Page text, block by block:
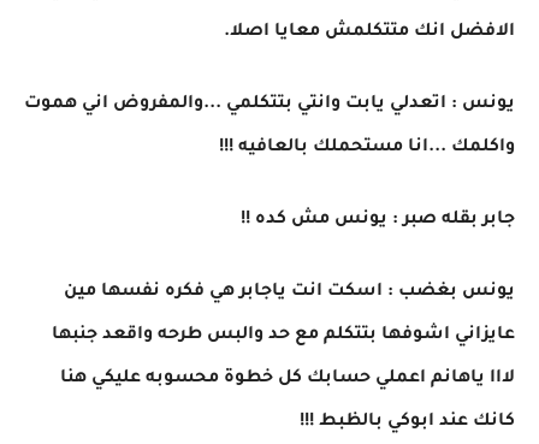
الافضل انك متتكلمش معايا اصلا.
يونس : اتعدلي يابت وانتي بتتكلمي ...والمفروض اني هموت
واكلمك ...انا مستحملك بالعافيه !!!
جابر بقله صبر : يونس مش كده !!
يونس بغضب : اسكت انت ياجابر هي فكره نفسها مين
عايزاني اشوفها بتتكلم مع حد والبس طرحه واقعد جنبها
لااا ياهانم اعملي حسابك كل خطوة محسوبه عليكي هنا
كانك عند ابوكي بالظبط !!!